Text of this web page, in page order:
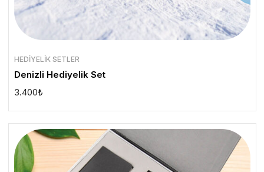
HEDIYELIK SETLER
Denizli Hediyelik Set
3.400₺